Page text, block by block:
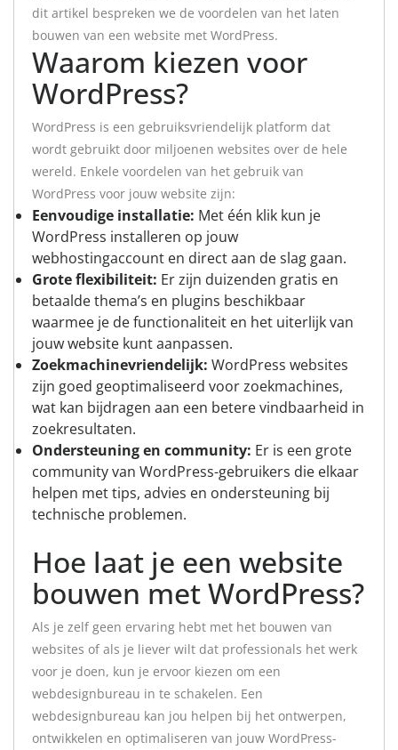
dit artikel bespreken we de voordelen van het laten
bouwen van een website met WordPress.
Waarom kiezen voor
WordPress?
WordPress is een gebruiksvriendelijk platform dat
wordt gebruikt door miljoenen websites over de hele
wereld. Enkele voordelen van het gebruik van
WordPress voor jouw website zijn:
Eenvoudige installatie: Met één klik kun je
WordPress installeren op jouw
webhostingaccount en direct aan de slag gaan.
Grote flexibiliteit: Er zijn duizenden gratis en
betaalde thema’s en plugins beschikbaar
waarmee je de functionaliteit en het uiterlijk van
jouw website kunt aanpassen.
Zoekmachinevriendelijk: WordPress websites
zijn goed geoptimaliseerd voor zoekmachines,
wat kan bijdragen aan een betere vindbaarheid in
zoekresultaten.
Ondersteuning en community: Er is een grote
community van WordPress-gebruikers die elkaar
helpen met tips, advies en ondersteuning bij
technische problemen.
Hoe laat je een website
bouwen met WordPress?
Als je zelf geen ervaring hebt met het bouwen van
websites of als je liever wilt dat professionals het werk
voor je doen, kun je ervoor kiezen om een
webdesignbureau in te schakelen. Een
webdesignbureau kan jou helpen bij het ontwerpen,
ontwikkelen en optimaliseren van jouw WordPress-